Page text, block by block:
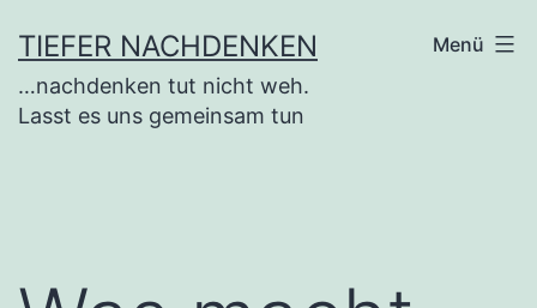
Inhalt
springen
TIEFER NACHDENKEN
…nachdenken tut nicht weh.
Lasst es uns gemeinsam tun
Menü